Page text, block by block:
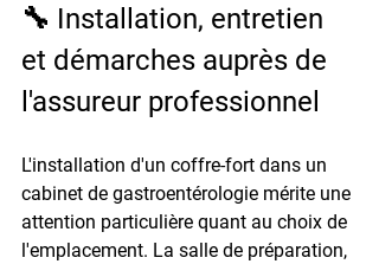
🔧 Installation, entretien
et démarches auprès de
l'assureur professionnel
L'installation d'un coffre-fort dans un
cabinet de gastroentérologie mérite une
attention particulière quant au choix de
l'emplacement. La salle de préparation,